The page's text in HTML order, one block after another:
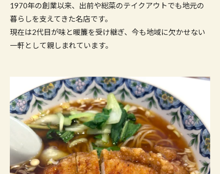
1970年の創業以来、出前や総菜のテイクアウトでも地元の
暮らしを支えてきた名店です。
現在は2代目が味と暖簾を受け継ぎ、今も地域に欠かせない
一軒として親しまれています。